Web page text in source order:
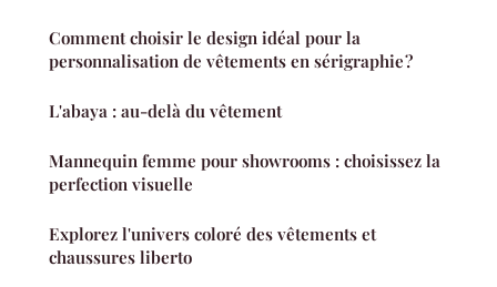
Comment choisir le design idéal pour la
personnalisation de vêtements en sérigraphie ?
L'abaya : au-delà du vêtement
Mannequin femme pour showrooms : choisissez la
perfection visuelle
Explorez l'univers coloré des vêtements et
chaussures liberto